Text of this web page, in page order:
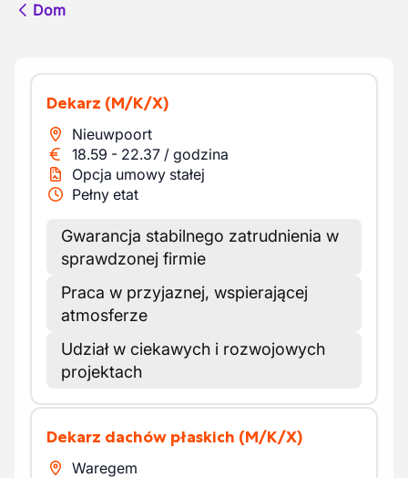
Dom
Dekarz (M/K/X)
Nieuwpoort
18.59 - 22.37 / godzina
Opcja umowy stałej
Pełny etat
Gwarancja stabilnego zatrudnienia w
sprawdzonej firmie
Praca w przyjaznej, wspierającej
atmosferze
Udział w ciekawych i rozwojowych
projektach
Dekarz dachów płaskich (M/K/X)
Waregem